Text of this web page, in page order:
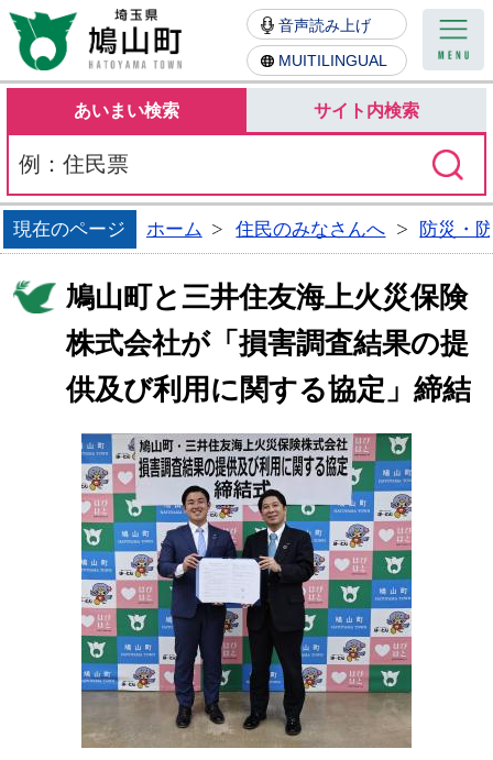
鳩山町
音声読み上げ
MUITILINGUAL
あいまい検索 サイト内検索
現在のページ ホーム 住民のみなさんへ 防災・
鳩山町と三井住友海上火災保険
株式会社が「損害調査結果の提
供及び利用に関する協定」締結